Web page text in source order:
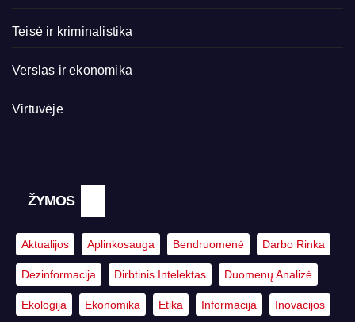
Teisė ir kriminalistika
Verslas ir ekonomika
Virtuvėje
ŽYMOS
Aktualijos Aplinkosauga Bendruomenė Darbo Rinka
Dezinformacija Dirbtinis Intelektas Duomenų Analizė
Ekologija Ekonomika Etika Informacija Inovacijos